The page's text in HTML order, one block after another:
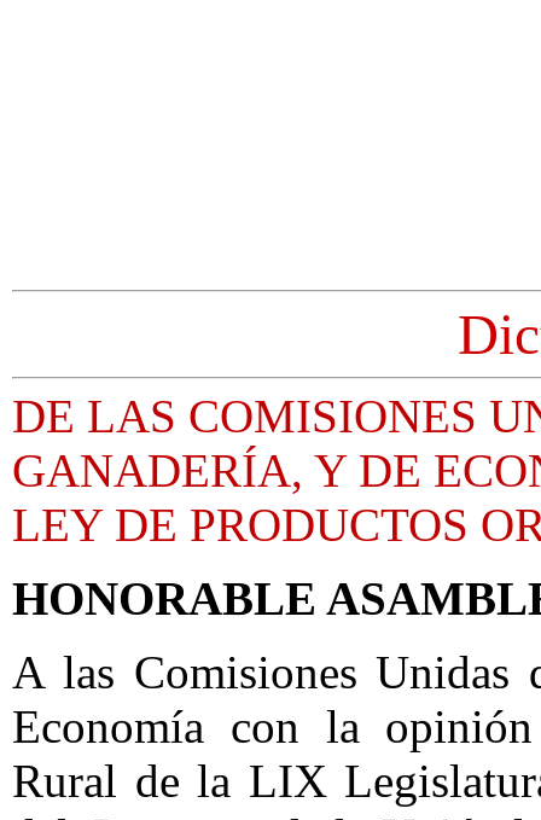
DE LAS COMISIONES
GANADERÍA, Y DE
LEY DE PRODUCTOS
HONORABLE
A las Comisiones Unidas
Economía con la
Rural de la LIX